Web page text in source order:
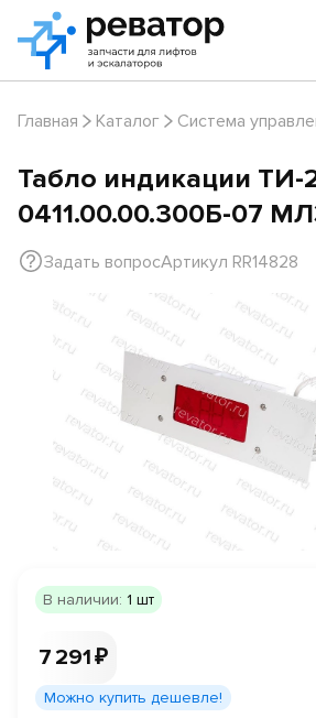
Главная Каталог Система
Табло индикации ТИ-
0411.00.00.300Б-07
Задать вопросАртикул RR14828
В наличии: 1 шт
7 291 ₽
Можно купить дешевле!